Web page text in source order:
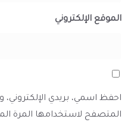
الموقع الإلكتروني
احفظ اسمي، بريدي الإلكتروني،
المتصفح لاستخدامها المرة